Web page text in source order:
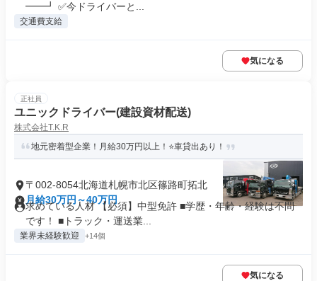
━━┛ ✅今ドライバーと...
交通費支給
気になる
正社員
ユニックドライバー(建設資材配送)
株式会社T.K.R
地元密着型企業！月給30万円以上！⭐車貸出あり！
〒002-8054北海道札幌市北区篠路町拓北
月給30万円～40万円
求めている人材 【必須】中型免許 ■学歴・年齢・経験は不問
です！ ■トラック・運送業...
業界未経験歓迎 +14個
気になる